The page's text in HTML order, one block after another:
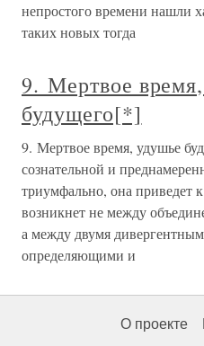
непростого времени нашли
таких новых тогда
9. Мертвое
будущего[*]
9. Мертвое время, удушье
сознательной и
триумфально, она приведет
возникнет не между
а между двумя
определяющими и
О проекте